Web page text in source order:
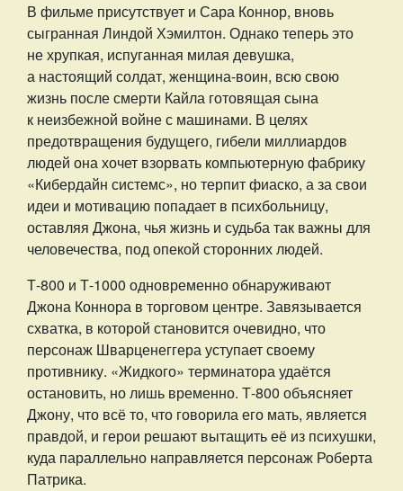
В фильме присутствует и Сара Коннор, вновь
сыгранная Линдой Хэмилтон. Однако теперь это
не хрупкая, испуганная милая девушка,
а настоящий солдат, женщина-воин, всю свою
жизнь после смерти Кайла готовящая сына
к неизбежной войне с машинами. В целях
предотвращения будущего, гибели миллиардов
людей она хочет взорвать компьютерную фабрику
«Кибердайн системс», но терпит фиаско, а за свои
идеи и мотивацию попадает в психбольницу,
оставляя Джона, чья жизнь и судьба так важны для
человечества, под опекой сторонних людей.
Т-800 и Т-1000 одновременно обнаруживают
Джона Коннора в торговом центре. Завязывается
схватка, в которой становится очевидно, что
персонаж Шварценеггера уступает своему
противнику. «Жидкого» терминатора удаётся
остановить, но лишь временно. Т-800 объясняет
Джону, что всё то, что говорила его мать, является
правдой, и герои решают вытащить её из психушки,
куда параллельно направляется персонаж Роберта
Патрика.